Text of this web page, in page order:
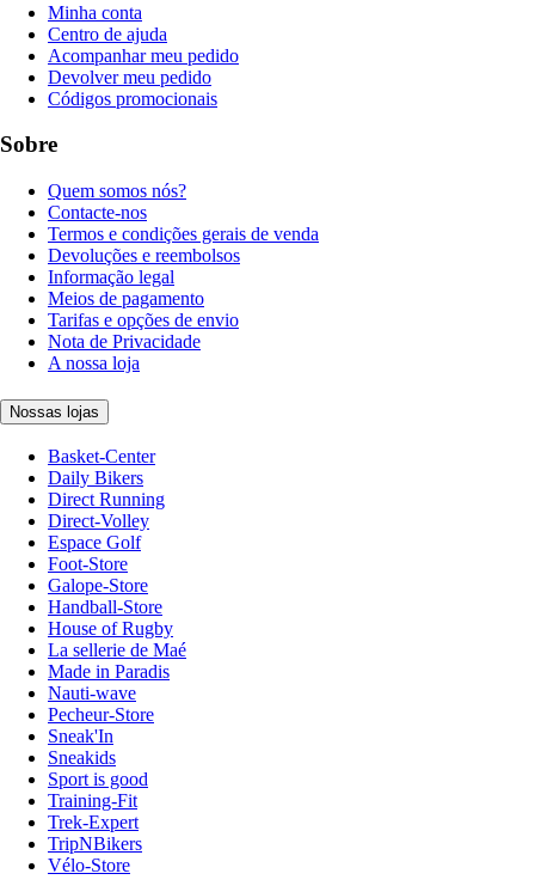
Minha conta
Centro de ajuda
Acompanhar meu pedido
Devolver meu pedido
Códigos promocionais
Sobre
Quem somos nós?
Contacte-nos
Termos e condições gerais de venda
Devoluções e reembolsos
Informação legal
Meios de pagamento
Tarifas e opções de envio
Nota de Privacidade
A nossa loja
Nossas lojas
Basket-Center
Daily Bikers
Direct Running
Direct-Volley
Espace Golf
Foot-Store
Galope-Store
Handball-Store
House of Rugby
La sellerie de Maé
Made in Paradis
Nauti-wave
Pecheur-Store
Sneak'In
Sneakids
Sport is good
Training-Fit
Trek-Expert
TripNBikers
Vélo-Store